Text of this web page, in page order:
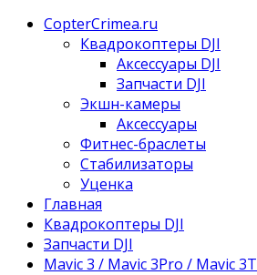
CopterCrimea.ru
Квадрокоптеры DJI
Аксессуары DJI
Запчасти DJI
Экшн-камеры
Аксессуары
Фитнес-браслеты
Стабилизаторы
Уценка
Главная
Квадрокоптеры DJI
Запчасти DJI
Mavic 3 / Mavic 3Pro / Mavic 3T